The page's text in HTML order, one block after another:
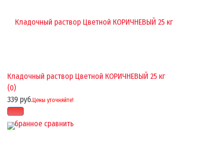
избранное сравнить
Кладочный раствор Цветной КОРИЧНЕВЫЙ 25 кг
(0)
339 руб.Цены уточняйте!